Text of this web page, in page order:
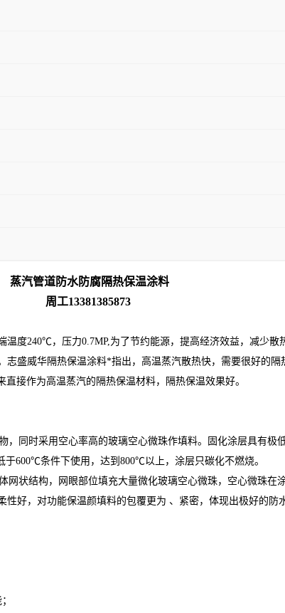
蒸汽管道防水防腐隔热保温涂料
周工13381385873
度240℃，压力0.7MP,为了节约能源，提高经济效益，减少
盛威华隔热保温涂料*指出，高温蒸汽散热快，需要很好的
接作为高温蒸汽的隔热保温材料，隔热保温效果好。
同时采用空心率高的玻璃空心微珠作填料。固化涂层具有
600℃条件下使用，达到800℃以上，涂层只碳化不燃烧。
状结构，网眼部位填充大量微化玻璃空心微珠，空心微珠在
好，对功能保温颜填料的包覆更为 、紧密，体现出极好的防